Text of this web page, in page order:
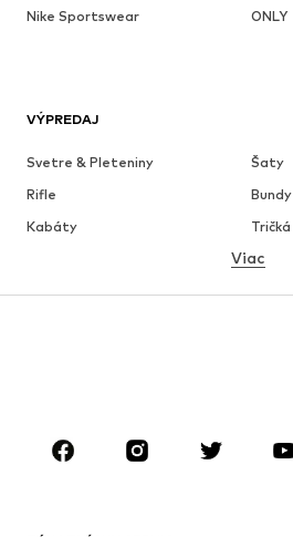
Nike Sportswear
ONLY
VÝPREDAJ
Svetre & Pleteniny
Šaty
Rifle
Bundy
Kabáty
Bielizeň
Sukne
Doplnky
Viac